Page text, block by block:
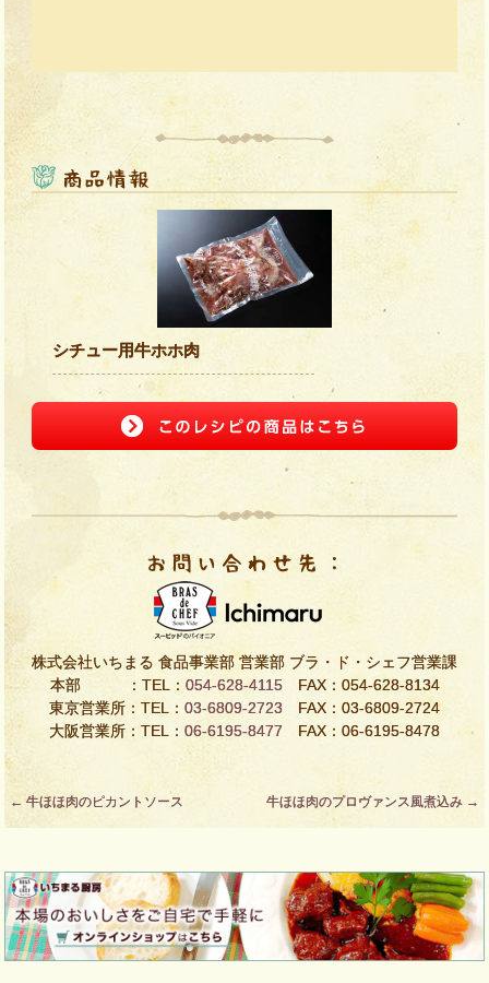
シチュー用牛ホホ肉
株式会社いちまる 食品事業部 営業部 ブラ・ド・シェフ営業課
本部 ：TEL： 054-628-4115FAX：054-628-8134
東京営業所：TEL： 03-6809-2723 FAX：03-6809-2724
大阪営業所：TEL： 06-6195-8477 FAX：06-6195-8478
Post
navigation
← 牛ほほ肉のピカントソース 牛ほほ肉のプロヴァンス風煮込み →